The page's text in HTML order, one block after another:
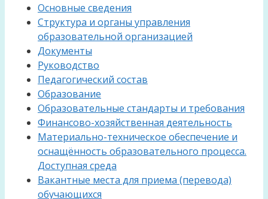
Основные сведения
Структура и органы управления
образовательной организацией
Документы
Руководство
Педагогический состав
Образование
Образовательные стандарты и требования
Финансово-хозяйственная деятельность
Материально-техническое обеспечение и
оснащённость образовательного процесса.
Доступная среда
Вакантные места для приема (перевода)
обучающихся